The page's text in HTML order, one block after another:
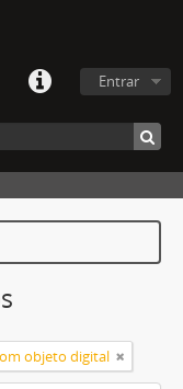
Entrar
objeto digital